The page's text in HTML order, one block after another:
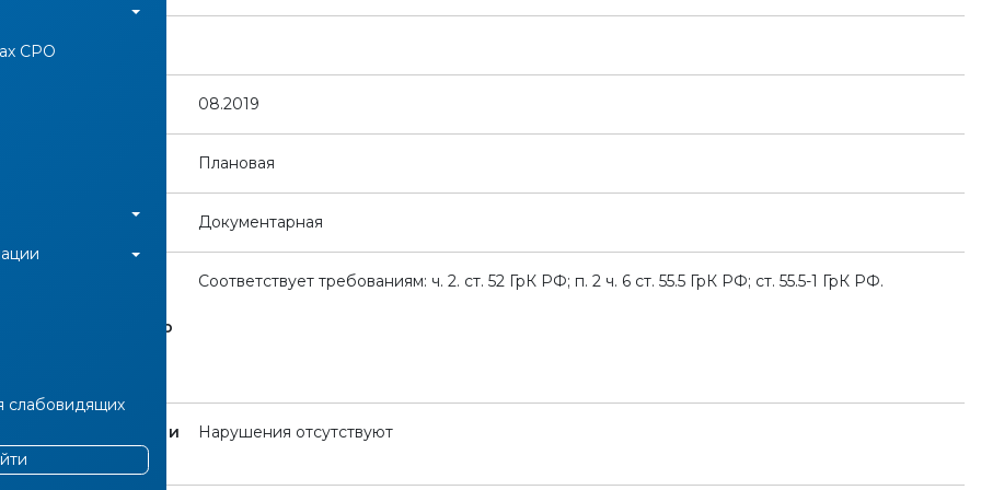
СРО
слабовидящих
08.2019
Плановая
Документарная
РФ о
деятельности, о
Соответствует требованиям: ч. 2. ст. 52 ГрК РФ; п. 2 ч. 6 ст. 55.5 ГрК РФ; ст. 55.5-1 ГрК РФ.
документов и
Нарушения отсутствуют